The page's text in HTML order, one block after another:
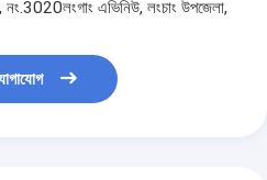
নং.3020লংগাং এভিনিউ, লংচাং উপজেলা,